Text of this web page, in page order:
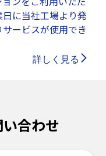
に当社工場より発
ービスが使用でき
詳しく見る
合わせ